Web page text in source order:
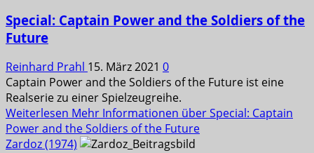
Special: Captain Power and the Soldiers of the
Future
Reinhard Prahl 15. März 2021 0
Captain Power and the Soldiers of the Future ist eine
Realserie zu einer Spielzeugreihe.
Weiterlesen Mehr Informationen über Special: Captain
Power and the Soldiers of the Future
Zardoz (1974)